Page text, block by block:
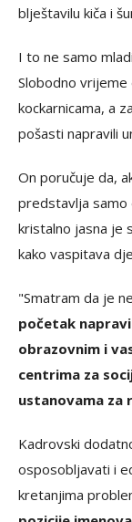
blještavilu kiča i
I to ne samo
Slobodno vrijeme
kockarnicama, a
pošasti napravili
On poručuje da,
predstavlja samo
kristalno jasna je
kako vaspitava
"Smatram da je
početak
obrazovnim i
centrima za
ustanovama za
Kadrovski
osposobljavati i
kretanjima